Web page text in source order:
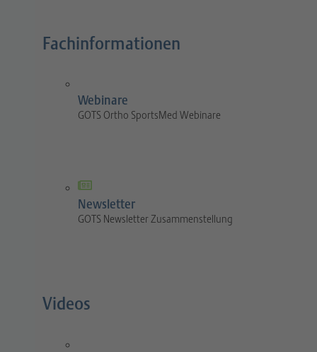
Fachinformationen
Webinare
GOTS Ortho SportsMed Webinare
Newsletter
GOTS Newsletter Zusammenstellung
Videos